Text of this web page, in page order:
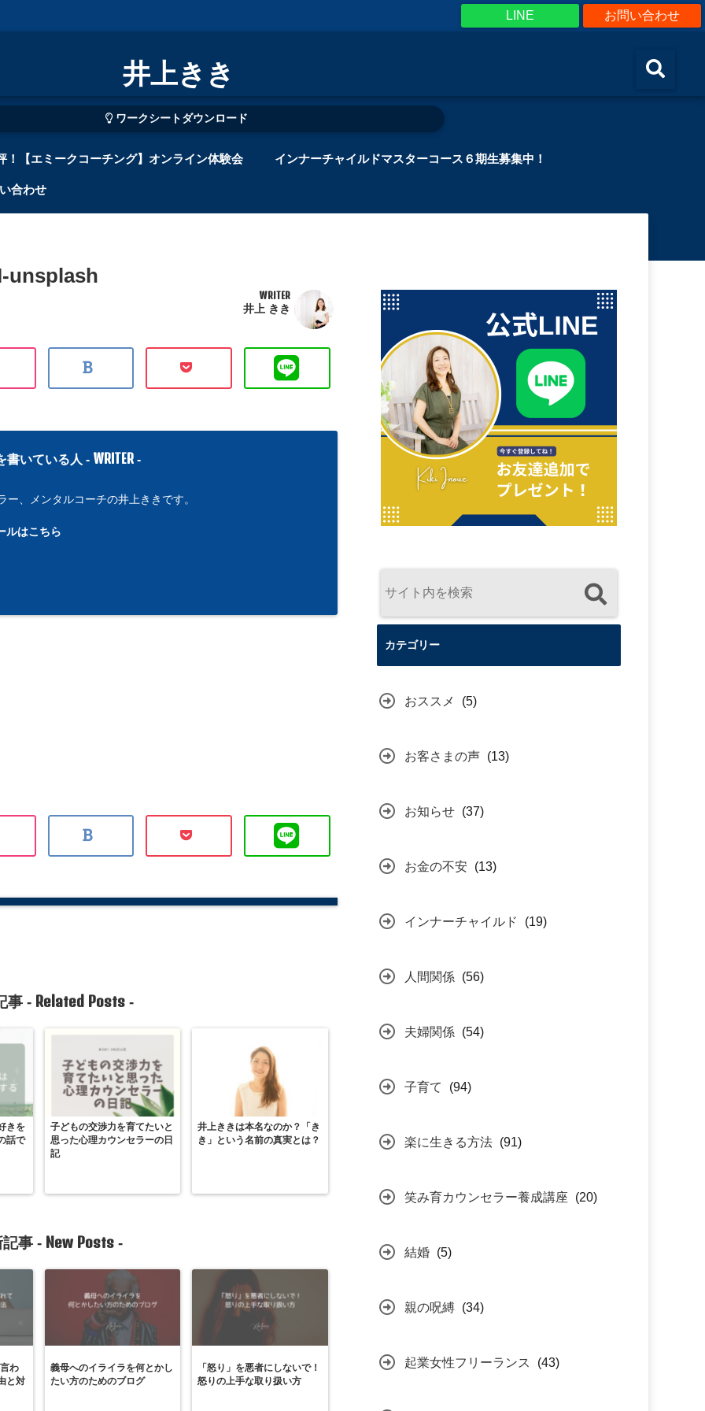
お問い合わせ
LINE
井上きき
ワークシートダウンロード
！【エミークコーチング】オンライン体験会 インナーチャイルドマスターコース６期生募集中！
合わせ
unsplash
WRITER
井上 きき
書いている人 - WRITER -
ー、メンタルコーチの井上ききです。
ルはこちら
事 - Related Posts-
きを
話で
子どもの交渉力を育てたいと
思った心理カウンセラーの日
記
井上ききは本名なのか？「き
き」という名前の真実とは？
事 - New Posts -
わ
と対
義母へのイライラを何とかし
たい方のためのブログ
「怒り」を悪者にしないで！
怒りの上手な取り扱い方
カテゴリー
おススメ (5)
お客さまの声 (13)
お知らせ (37)
お金の不安 (13)
インナーチャイルド (19)
人間関係 (56)
夫婦関係 (54)
子育て (94)
楽に生きる方法 (91)
笑み育カウンセラー養成講座 (20)
結婚 (5)
親の呪縛 (34)
起業女性フリーランス (43)